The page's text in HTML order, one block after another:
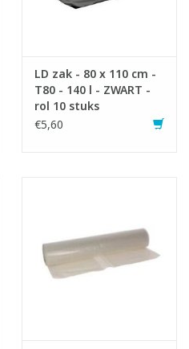
LD zak - 80 x 110 cm -
T80 - 140 l - ZWART -
rol 10 stuks
€5,60